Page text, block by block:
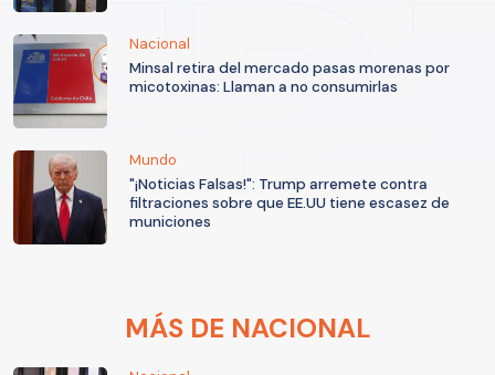
Nacional
Minsal retira del mercado pasas morenas por
micotoxinas: Llaman a no consumirlas
Mundo
"¡Noticias Falsas!": Trump arremete contra
filtraciones sobre que EE.UU tiene escasez de
municiones
MÁS DE NACIONAL